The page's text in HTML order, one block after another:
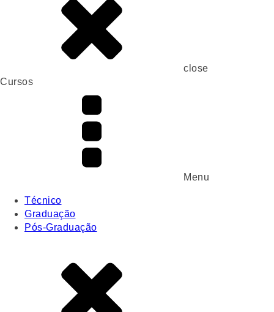
close
Cursos
Menu
Técnico
Graduação
Pós-Graduação